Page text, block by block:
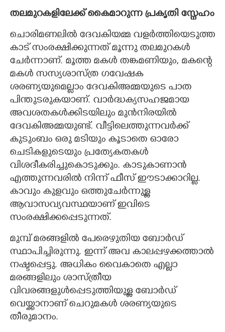
തലമുറകളിലേക്ക് കൈമാറുന്ന പ്രകൃതി സ്നേഹം
ചൊരിമണലിൽ ദേവകിയമ്മ വളർത്തിയെടുത്ത
കാട് സംരക്ഷിക്കുന്നത് മൂന്നു തലമുറകൾ
ചേർന്നാണ്. മൂത്ത മകൾ തങ്കമണിയും, മകന്റെ
മകൾ സസ്യശാസ്ത്ര ഗവേഷക
ശരണ്യയുമെല്ലാം ദേവകിഅമ്മയുടെ പാത
പിന്തുടരുകയാണ്. വാർദ്ധക്യസഹജമായ
അവശതകൾക്കിടയിലും മുൻനിരയിൽ
ദേവകിഅമ്മയുണ്ട്. വീട്ടിലെത്തുന്നവർക്ക്
കുടുംബം ഒരു മടിയും കൂടാതെ ഓരോ
ചെടികളുടെയും പ്രത്യേകതകൾ
വിശദീകരിച്ചുകൊടുക്കും. കാടുകാണാൻ
എത്തുന്നവരിൽ നിന്ന് ഫീസ് ഈടാക്കാറില്ല.
കാവും കുളവും ഒത്തുചേർന്നുള്ള
ആവാസവ്യവസ്ഥയാണ് ഇവിടെ
സംരക്ഷിക്കപ്പെടുന്നത്.
മുമ്പ് മരങ്ങളിൽ പേരെഴുതിയ ബോർഡ്
സ്ഥാപിച്ചിരുന്നു. ഇന്ന് അവ കാലപ്പഴക്കത്താൽ
നഷ്ടപ്പെട്ടു. അധികം വൈകാതെ എല്ലാ
മരങ്ങളിലും ശാസ്ത്രീയ
വിവരങ്ങളുൾപ്പെടുത്തിയുള്ള ബോർഡ്
വെയ്ക്കാനാണ് ചെറുമകൾ ശരണ്യയുടെ
തീരുമാനം.